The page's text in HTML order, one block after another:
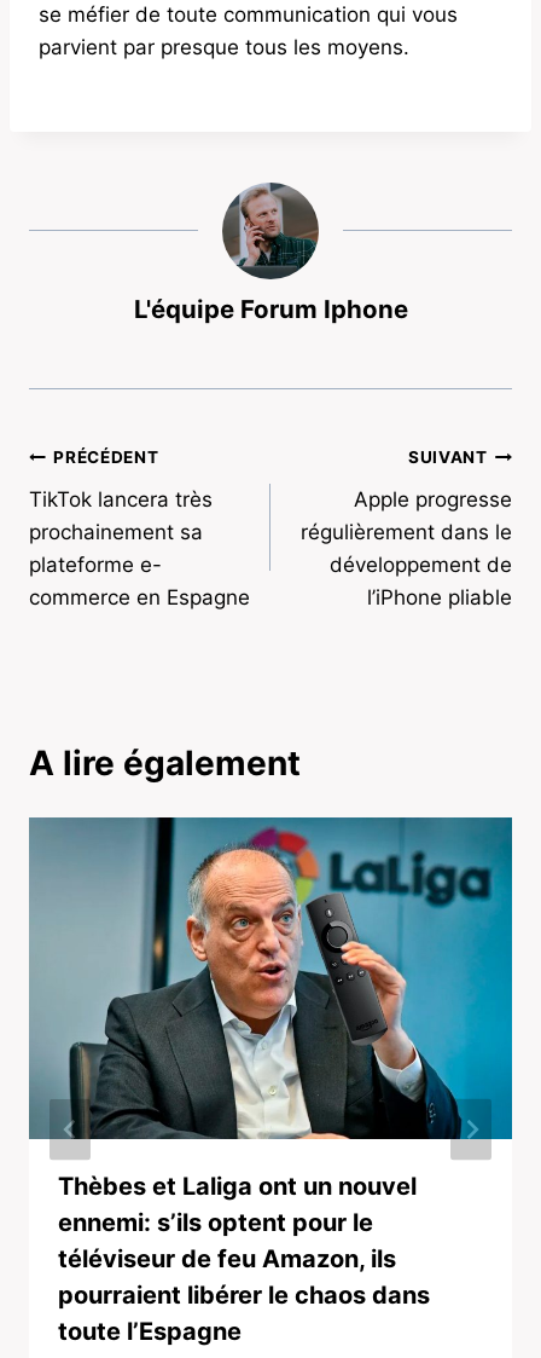
se méfier de toute communication qui vous
parvient par presque tous les moyens.
L'équipe Forum Iphone
Navigation
de
l’article
PRÉCÉDENT
TikTok lancera très
prochainement sa
plateforme e-
commerce en Espagne
SUIVANT
Apple progresse
régulièrement dans le
développement de
l’iPhone pliable
A lire également
Thèbes et Laliga ont un nouvel
ennemi: s’ils optent pour le
téléviseur de feu Amazon, ils
pourraient libérer le chaos dans
toute l’Espagne